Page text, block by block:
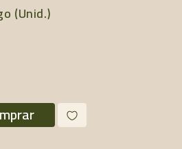
(unid.)